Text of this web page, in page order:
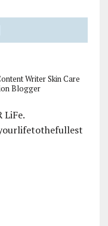
WriterSkin Care
Blogger